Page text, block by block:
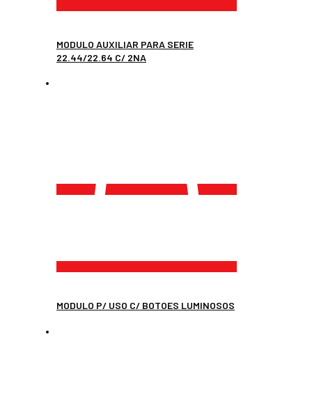
MODULO AUXILIAR PARA SERIE
22.44/22.64 C/ 2NA
MODULO P/ USO C/ BOTOES LUMINOSOS